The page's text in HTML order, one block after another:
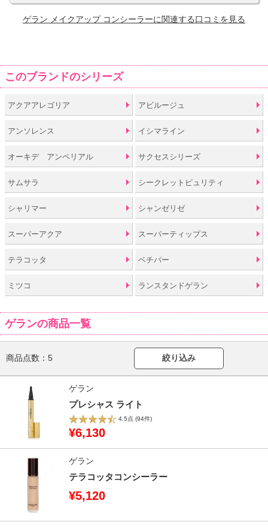
ゲラン メイクアップ コンシーラーに関連する口コミを見る
このブランドのシリーズ
アクアアレゴリア アビルージュ
アンソレンス イシマライン
オーキデ アンペリアル サクセスシリーズ
サムサラ シークレットピュリティ
シャリマー シャンゼリゼ
スーパーアクア スーパーティップス
テラコッタ ベチバー
ミツコ ランスタンドゲラン
ゲランの商品一覧
商品点数： 5 絞り込み
ゲラン
プレシャス ライト
4.5点 (94件)
¥6,130
ゲラン
テラコッタコンシーラー
¥5,120